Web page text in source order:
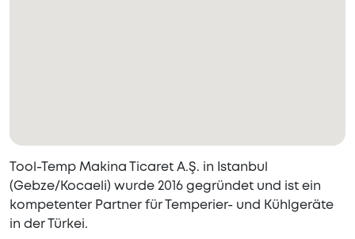
Tool-Temp Makina Ticaret A.Ş. in Istanbul
(Gebze/Kocaeli) wurde 2016 gegründet und ist ein
kompetenter Partner für Temperier- und Kühlgeräte
in der Türkei.